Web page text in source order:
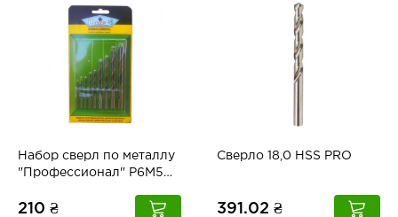
Набор сверл по металлу
"Профессионал" Р6М5
210 ₴
Сверло 18,0 HSS PRO
391.02 ₴